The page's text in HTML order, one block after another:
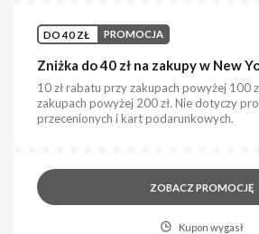
DO 40 ZŁ PROMOCJA
Zniżka do 40 zł na zakupy w New
10 zł rabatu przy zakupach powyżej 100
zakupach powyżej 200 zł. Nie dotyczy
przecenionych i kart podarunkowych.
ZOBACZ PROMOCJĘ
Kupon wygasł